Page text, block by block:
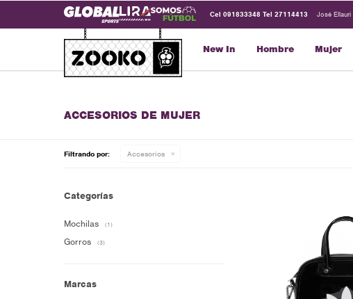
New In Hombre Mujer
Cel 091833348 Tel 27114413 José
ACCESORIOS DE MUJER
Filtrando por: Accesorios
Categorías
Mochilas (1)
Gorros (3)
Marcas